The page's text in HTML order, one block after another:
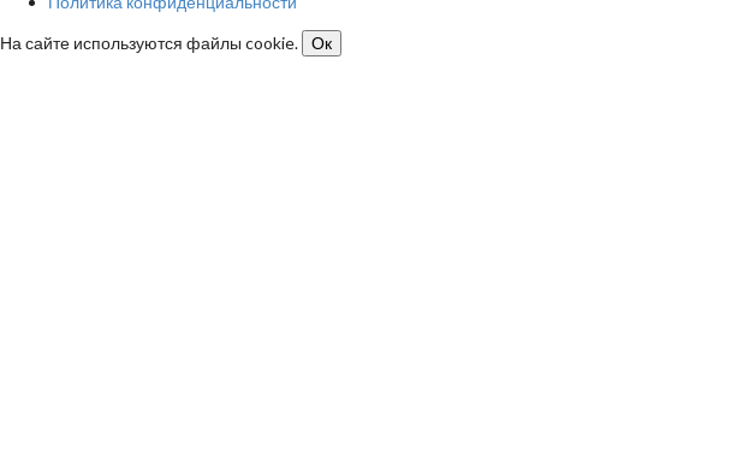
На сайте используются файлы cookie.
Ок